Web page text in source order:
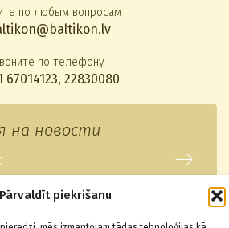
Pārvaldīt piekrišanu
по любым вопросам
по телефону
67014123, 22830080
на новости
Baltikons - Centrs